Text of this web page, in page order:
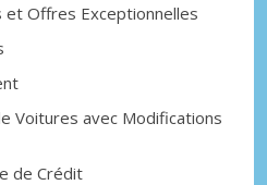
et Offres Exceptionnelles
Voitures avec Modifications
de Crédit